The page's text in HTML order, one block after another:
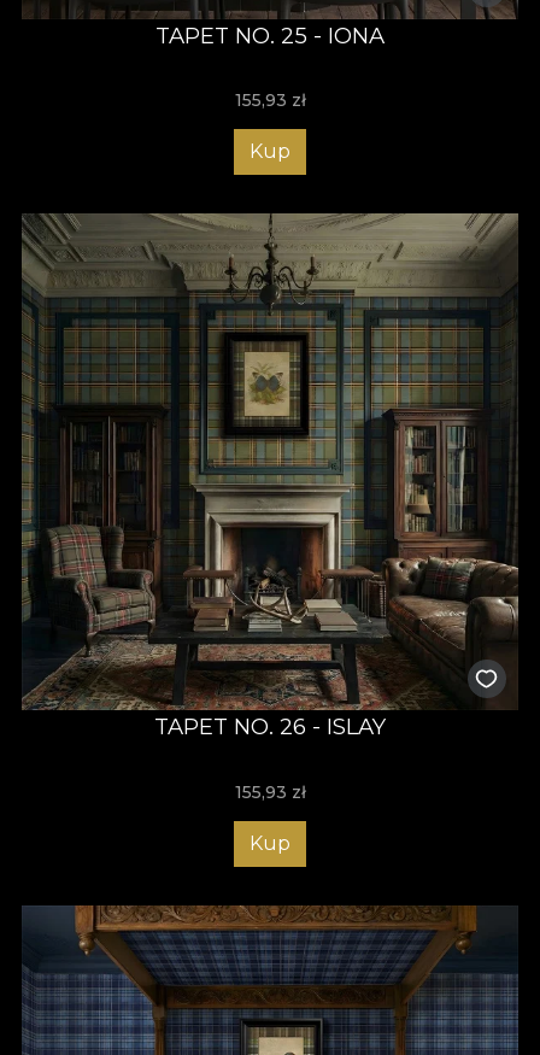
TAPET NO. 25 - IONA
155,93 zł
Kup
TAPET NO. 26 - ISLAY
155,93 zł
Kup